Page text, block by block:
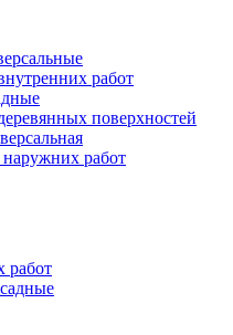
работ
поверхностей
работ
работ